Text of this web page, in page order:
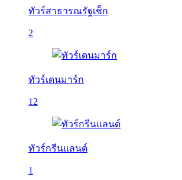
ทัวร์สาธารณรัฐเช็ก
2
ทัวร์เดนมาร์ก
12
ทัวร์กรีนแลนด์
1